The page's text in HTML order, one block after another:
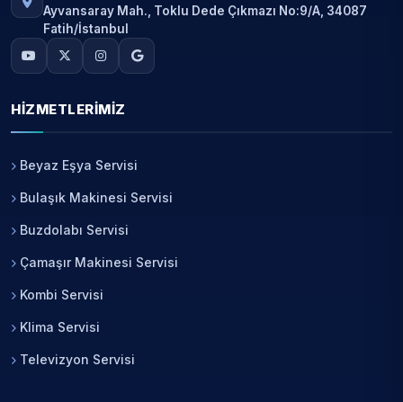
Ayvansaray Mah., Toklu Dede Çıkmazı No:9/A, 34087
Fatih/İstanbul
HIZMETLERIMIZ
Beyaz Eşya Servisi
Bulaşık Makinesi Servisi
Buzdolabı Servisi
Çamaşır Makinesi Servisi
Kombi Servisi
Klima Servisi
Televizyon Servisi